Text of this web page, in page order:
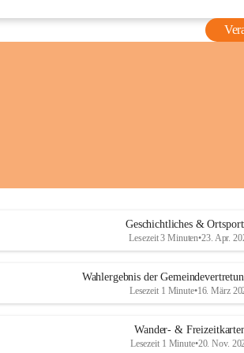
Geschichtliches &
Lesezeit 3 Minuten•23. Apr.
Wahlergebnis der
Lesezeit 1 Minute•16. März
Wander- &
Lesezeit 1 Minute•20. Nov.